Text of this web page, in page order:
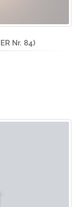
Nr. 84)